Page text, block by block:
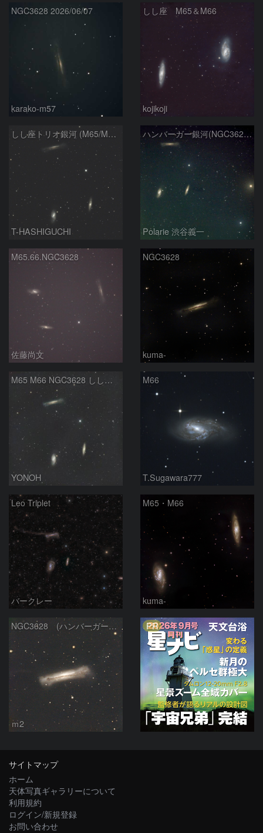
NGC3628 2026/06/07
karako-m57
しし座 M65＆M66
kojikoji
しし座トリオ銀河 (M65/M66/NGC3628) 2026/05/11
T-HASHIGUCHI
ハンバーガー銀河(NGC3628) M66 M65
Polarie 渋谷義一
M65.66.NGC3628
佐藤尚文
NGC3628
kuma-
M65 M66 NGC3628 しし座のトリオ
YONOH
M66
T.Sugawara777
Leo Triplet
バークレー
M65・M66
kuma-
NGC3628 (ハンバーガー銀河）
ｍ2
PR
サイトマップ
ホーム
天体写真ギャラリーについて
利用規約
ログイン/新規登録
お問い合わせ